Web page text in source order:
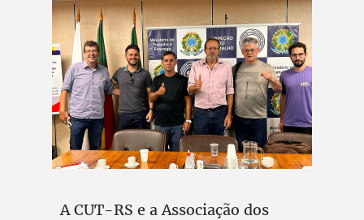
A CUT-RS e a Associação dos